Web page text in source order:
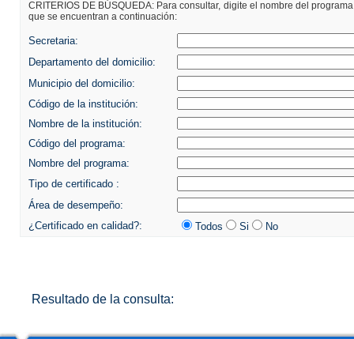
CRITERIOS DE BÚSQUEDA: Para consultar, digite el nombre del
que se encuentran a continuación:
Secretaria:
Departamento del domicilio:
Municipio del domicilio:
Código de la institución:
Nombre de la institución:
Código del programa:
Nombre del programa:
Tipo de certificado :
Área de desempeño:
¿Certificado en calidad?:
Todos Si No
Resultado de la consulta: